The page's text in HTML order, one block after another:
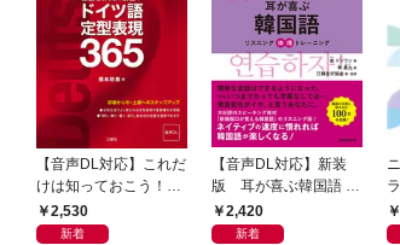
【音声DL対応】これだ
けは知っておこう！
新装版 会話と作文に役
立つドイツ語定型表現
2,530
新着
【音声DL対応】新装
版 耳が喜ぶ韓国語 リ
スニング体得トレーニ
ング
2,420
新着